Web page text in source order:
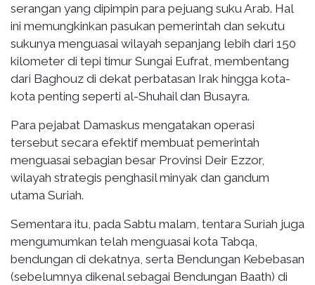
serangan yang dipimpin para pejuang suku Arab. Hal
ini memungkinkan pasukan pemerintah dan sekutu
sukunya menguasai wilayah sepanjang lebih dari 150
kilometer di tepi timur Sungai Eufrat, membentang
dari Baghouz di dekat perbatasan Irak hingga kota-
kota penting seperti al-Shuhail dan Busayra.
Para pejabat Damaskus mengatakan operasi
tersebut secara efektif membuat pemerintah
menguasai sebagian besar Provinsi Deir Ezzor,
wilayah strategis penghasil minyak dan gandum
utama Suriah.
Sementara itu, pada Sabtu malam, tentara Suriah juga
mengumumkan telah menguasai kota Tabqa,
bendungan di dekatnya, serta Bendungan Kebebasan
(sebelumnya dikenal sebagai Bendungan Baath) di